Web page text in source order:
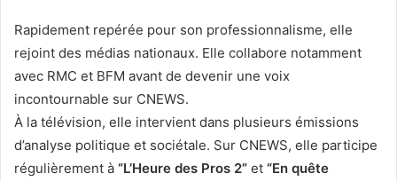
Rapidement repérée pour son professionnalisme, elle
rejoint des médias nationaux. Elle collabore notamment
avec RMC et BFM avant de devenir une voix
incontournable sur CNEWS.
À la télévision, elle intervient dans plusieurs émissions
d’analyse politique et sociétale. Sur CNEWS, elle participe
régulièrement à “L’Heure des Pros 2” et “En quête